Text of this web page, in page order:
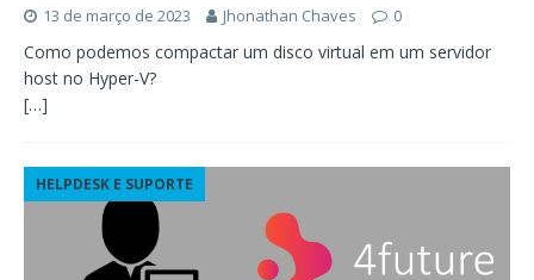
13 de março de 2023 Jhonathan Chaves 0
Como podemos compactar um disco virtual em um servidor
host no Hyper-V?
[…]
HELPDESK E SUPORTE